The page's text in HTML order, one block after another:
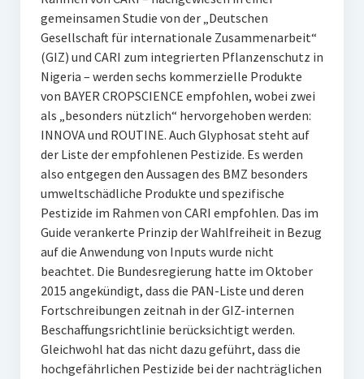
gemeinsamen Studie von der „Deutschen
Gesellschaft für internationale Zusammenarbeit“
(GIZ) und CARI zum integrierten Pflanzenschutz in
Nigeria – werden sechs kommerzielle Produkte
von BAYER CROPSCIENCE empfohlen, wobei zwei
als „besonders nützlich“ hervorgehoben werden:
INNOVA und ROUTINE. Auch Glyphosat steht auf
der Liste der empfohlenen Pestizide. Es werden
also entgegen den Aussagen des BMZ besonders
umweltschädliche Produkte und spezifische
Pestizide im Rahmen von CARI empfohlen. Das im
Guide verankerte Prinzip der Wahlfreiheit in Bezug
auf die Anwendung von Inputs wurde nicht
beachtet. Die Bundesregierung hatte im Oktober
2015 angekündigt, dass die PAN-Liste und deren
Fortschreibungen zeitnah in der GIZ-internen
Beschaffungsrichtlinie berücksichtigt werden.
Gleichwohl hat das nicht dazu geführt, dass die
hochgefährlichen Pestizide bei der nachträglichen